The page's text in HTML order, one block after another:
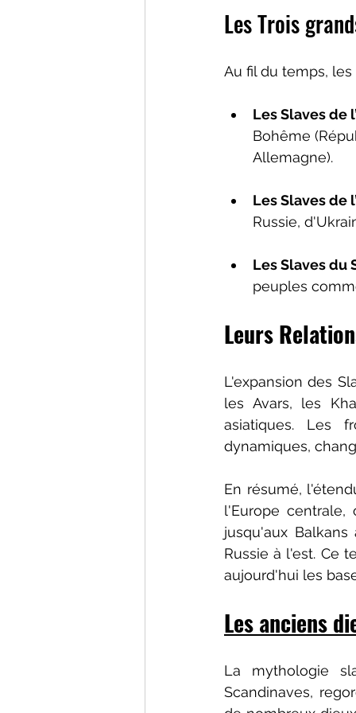
Les Trois
Au fil du temps,
Les Slaves de
Bohême
Allemagne).
Les Slaves de
Russie,
Les Slaves du
peuples
Leurs
L'expansion des
les Avars, les
asiatiques. Les
dynamiques,
En résumé,
l'Europe
jusqu'aux
Russie à l'est. Ce
aujourd'hui les
Les anciens
La mythologie
Scandinaves,